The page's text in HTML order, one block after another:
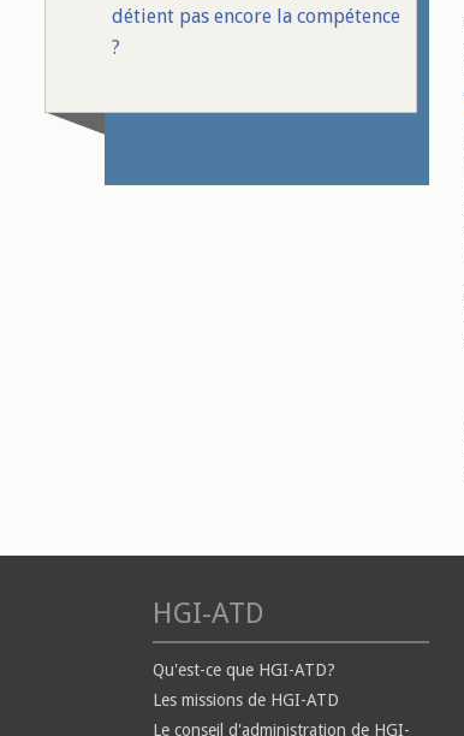
détient pas encore la compétence
?
HGI-ATD
Qu'est-ce que HGI-ATD?
Les missions de HGI-ATD
Le conseil d'administration de HGI-